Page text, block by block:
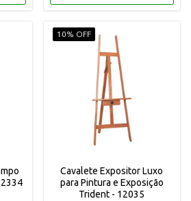
10% OFF
Cavalete Expositor Luxo
para Pintura e Exposição
Trident - 12035